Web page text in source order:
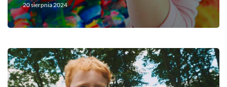
20 sierpnia 2024